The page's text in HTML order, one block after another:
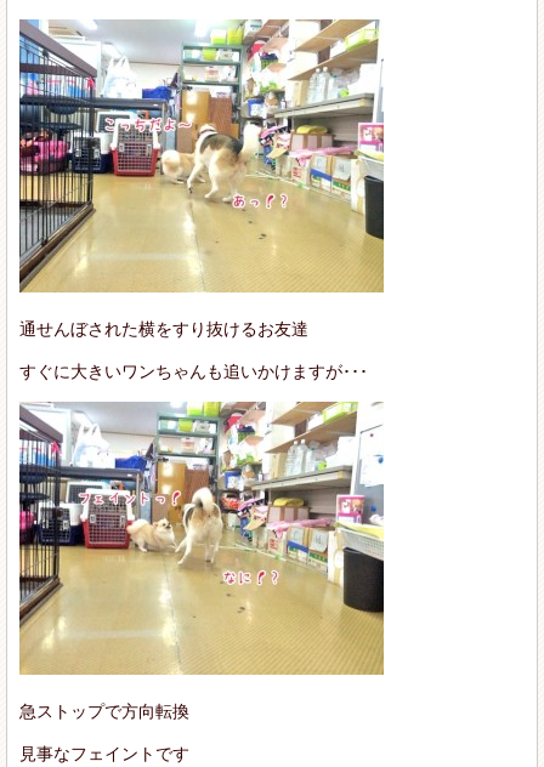
通せんぼされた横をすり抜けるお友達
すぐに大きいワンちゃんも追いかけますが･･･
急ストップで方向転換
見事なフェイントです